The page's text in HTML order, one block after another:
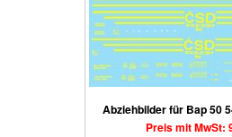
Abziehbilder für Bap 50
Preis mit MwSt: